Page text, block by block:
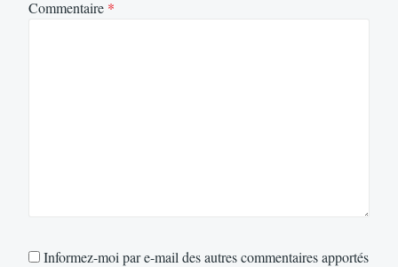
Commentaire *
Informez-moi par e-mail des autres commentaires apportés